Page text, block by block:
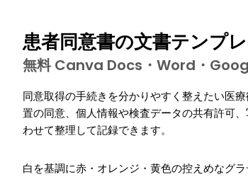
患者同意書の文書テンプ
無料 Canva Docs・Word・
同意取得の手続きを分かりやすく整えたい医
置の同意、個人情報や検査データの共有許可
わせて整理して記録できます。
白を基調に赤・オレンジ・黄色の控えめなグ